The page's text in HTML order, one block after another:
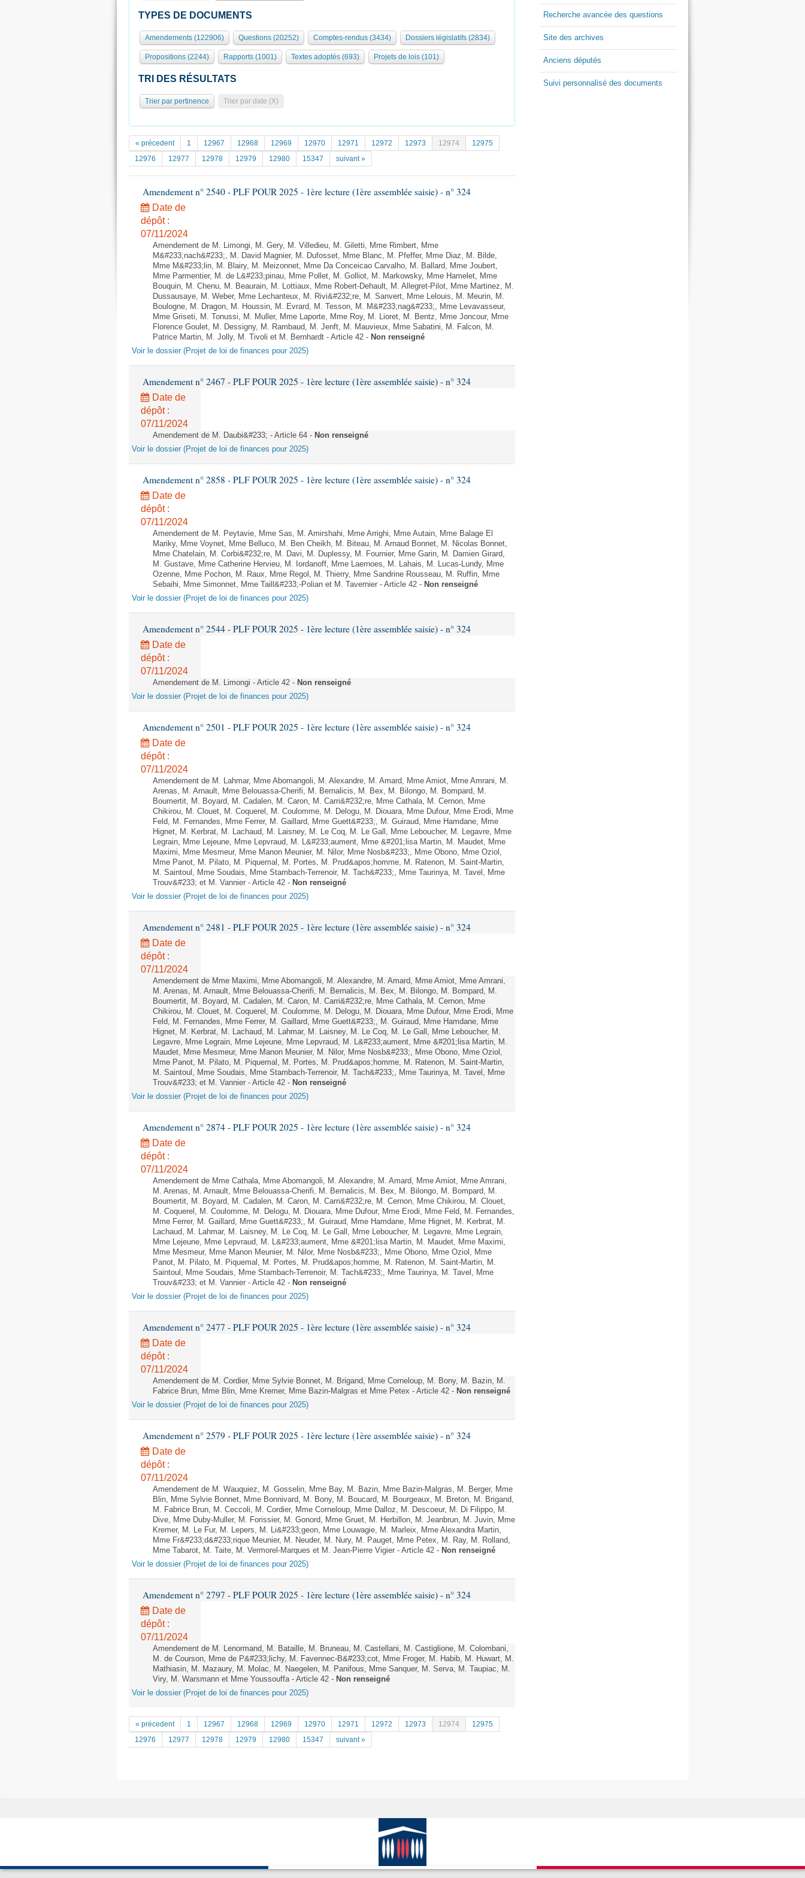
TYPES DE DOCUMENTS
Amendements (122906) Questions (20252) Comptes-rendus (3434) Dossiers législatifs (2834)
Propositions (2244) Rapports (1001) Textes adoptés (693) Projets de lois (101)
TRI DES RÉSULTATS
Trier par pertinence Trier par date (X)
« précedent 1 12967 12968 12969 12970 12971 12972 12973 12974
12975
12976
12977 12978 12979 12980 15347 suivant »
Amendement n° 2540 - PLF POUR 2025 - 1ère lecture (1ère assemblée saisie) - n° 324
Date de
dépôt :
07/11/2024
Amendement de M. Limongi, M. Gery, M. Villedieu, M. Giletti, Mme Rimbert, Mme
M&#233;nach&#233;, M. David Magnier, M. Dufosset, Mme Blanc, M. Pfeffer, Mme Diaz, M. Bilde,
Mme M&#233;lin, M. Blairy, M. Meizonnet, Mme Da Conceicao Carvalho, M. Ballard, Mme Joubert,
Mme Parmentier, M. de L&#233;pinau, Mme Pollet, M. Golliot, M. Markowsky, Mme Hamelet, Mme
Bouquin, M. Chenu, M. Beaurain, M. Lottiaux, Mme Robert-Dehault, M. Allegret-Pilot, Mme Martinez, M.
Dussausaye, M. Weber, Mme Lechanteux, M. Rivi&#232;re, M. Sanvert, Mme Lelouis, M. Meurin, M.
Boulogne, M. Dragon, M. Houssin, M. Evrard, M. Tesson, M. M&#233;nag&#233;, Mme Levavasseur,
Mme Griseti, M. Tonussi, M. Muller, Mme Laporte, Mme Roy, M. Lioret, M. Bentz, Mme Joncour, Mme
Florence Goulet, M. Dessigny, M. Rambaud, M. Jenft, M. Mauvieux, Mme Sabatini, M. Falcon, M.
Patrice Martin, M. Jolly, M. Tivoli et M. Bernhardt - Article 42 - Non renseigné
Voir le dossier (Projet de loi de finances pour 2025)
Amendement n° 2467 - PLF POUR 2025 - 1ère lecture (1ère assemblée saisie) - n° 324
Date de
dépôt :
07/11/2024
Amendement de M. Daubi&#233; - Article 64 - Non renseigné
Voir le dossier (Projet de loi de finances pour 2025)
Amendement n° 2858 - PLF POUR 2025 - 1ère lecture (1ère assemblée saisie) - n° 324
Date de
dépôt :
07/11/2024
Amendement de M. Peytavie, Mme Sas, M. Amirshahi, Mme Arrighi, Mme Autain, Mme Balage El
Mariky, Mme Voynet, Mme Belluco, M. Ben Cheikh, M. Biteau, M. Arnaud Bonnet, M. Nicolas Bonnet,
Mme Chatelain, M. Corbi&#232;re, M. Davi, M. Duplessy, M. Fournier, Mme Garin, M. Damien Girard,
M. Gustave, Mme Catherine Hervieu, M. Iordanoff, Mme Laernoes, M. Lahais, M. Lucas-Lundy, Mme
Ozenne, Mme Pochon, M. Raux, Mme Regol, M. Thierry, Mme Sandrine Rousseau, M. Ruffin, Mme
Sebaihi, Mme Simonnet, Mme Taill&#233;-Polian et M. Tavernier - Article 42 - Non renseigné
Voir le dossier (Projet de loi de finances pour 2025)
Amendement n° 2544 - PLF POUR 2025 - 1ère lecture (1ère assemblée saisie) - n° 324
Date de
dépôt :
07/11/2024
Amendement de M. Limongi - Article 42 - Non renseigné
Voir le dossier (Projet de loi de finances pour 2025)
Amendement n° 2501 - PLF POUR 2025 - 1ère lecture (1ère assemblée saisie) - n° 324
Date de
dépôt :
07/11/2024
Amendement de M. Lahmar, Mme Abomangoli, M. Alexandre, M. Amard, Mme Amiot, Mme Amrani, M.
Arenas, M. Arnault, Mme Belouassa-Cherifi, M. Bernalicis, M. Bex, M. Bilongo, M. Bompard, M.
Boumertit, M. Boyard, M. Cadalen, M. Caron, M. Carri&#232;re, Mme Cathala, M. Cernon, Mme
Chikirou, M. Clouet, M. Coquerel, M. Coulomme, M. Delogu, M. Diouara, Mme Dufour, Mme Erodi, Mme
Feld, M. Fernandes, Mme Ferrer, M. Gaillard, Mme Guett&#233;, M. Guiraud, Mme Hamdane, Mme
Hignet, M. Kerbrat, M. Lachaud, M. Laisney, M. Le Coq, M. Le Gall, Mme Leboucher, M. Legavre, Mme
Legrain, Mme Lejeune, Mme Lepvraud, M. L&#233;aument, Mme &#201;lisa Martin, M. Maudet, Mme
Maximi, Mme Mesmeur, Mme Manon Meunier, M. Nilor, Mme Nosb&#233;, Mme Obono, Mme Oziol,
Mme Panot, M. Pilato, M. Piquemal, M. Portes, M. Prud&apos;homme, M. Ratenon, M. Saint-Martin,
M. Saintoul, Mme Soudais, Mme Stambach-Terrenoir, M. Tach&#233;, Mme Taurinya, M. Tavel, Mme
Trouv&#233; et M. Vannier - Article 42 - Non renseigné
Voir le dossier (Projet de loi de finances pour 2025)
Amendement n° 2481 - PLF POUR 2025 - 1ère lecture (1ère assemblée saisie) - n° 324
Date de
dépôt :
07/11/2024
Amendement de Mme Maximi, Mme Abomangoli, M. Alexandre, M. Amard, Mme Amiot, Mme Amrani,
M. Arenas, M. Arnault, Mme Belouassa-Cherifi, M. Bernalicis, M. Bex, M. Bilongo, M. Bompard, M.
Boumertit, M. Boyard, M. Cadalen, M. Caron, M. Carri&#232;re, Mme Cathala, M. Cernon, Mme
Chikirou, M. Clouet, M. Coquerel, M. Coulomme, M. Delogu, M. Diouara, Mme Dufour, Mme Erodi, Mme
Feld, M. Fernandes, Mme Ferrer, M. Gaillard, Mme Guett&#233;, M. Guiraud, Mme Hamdane, Mme
Hignet, M. Kerbrat, M. Lachaud, M. Lahmar, M. Laisney, M. Le Coq, M. Le Gall, Mme Leboucher, M.
Legavre, Mme Legrain, Mme Lejeune, Mme Lepvraud, M. L&#233;aument, Mme &#201;lisa Martin, M.
Maudet, Mme Mesmeur, Mme Manon Meunier, M. Nilor, Mme Nosb&#233;, Mme Obono, Mme Oziol,
Mme Panot, M. Pilato, M. Piquemal, M. Portes, M. Prud&apos;homme, M. Ratenon, M. Saint-Martin,
M. Saintoul, Mme Soudais, Mme Stambach-Terrenoir, M. Tach&#233;, Mme Taurinya, M. Tavel, Mme
Trouv&#233; et M. Vannier - Article 42 - Non renseigné
Voir le dossier (Projet de loi de finances pour 2025)
Amendement n° 2874 - PLF POUR 2025 - 1ère lecture (1ère assemblée saisie) - n° 324
Date de
dépôt :
07/11/2024
Amendement de Mme Cathala, Mme Abomangoli, M. Alexandre, M. Amard, Mme Amiot, Mme Amrani,
M. Arenas, M. Arnault, Mme Belouassa-Cherifi, M. Bernalicis, M. Bex, M. Bilongo, M. Bompard, M.
Boumertit, M. Boyard, M. Cadalen, M. Caron, M. Carri&#232;re, M. Cernon, Mme Chikirou, M. Clouet,
M. Coquerel, M. Coulomme, M. Delogu, M. Diouara, Mme Dufour, Mme Erodi, Mme Feld, M. Fernandes,
Mme Ferrer, M. Gaillard, Mme Guett&#233;, M. Guiraud, Mme Hamdane, Mme Hignet, M. Kerbrat, M.
Lachaud, M. Lahmar, M. Laisney, M. Le Coq, M. Le Gall, Mme Leboucher, M. Legavre, Mme Legrain,
Mme Lejeune, Mme Lepvraud, M. L&#233;aument, Mme &#201;lisa Martin, M. Maudet, Mme Maximi,
Mme Mesmeur, Mme Manon Meunier, M. Nilor, Mme Nosb&#233;, Mme Obono, Mme Oziol, Mme
Panot, M. Pilato, M. Piquemal, M. Portes, M. Prud&apos;homme, M. Ratenon, M. Saint-Martin, M.
Saintoul, Mme Soudais, Mme Stambach-Terrenoir, M. Tach&#233;, Mme Taurinya, M. Tavel, Mme
Trouv&#233; et M. Vannier - Article 42 - Non renseigné
Voir le dossier (Projet de loi de finances pour 2025)
Amendement n° 2477 - PLF POUR 2025 - 1ère lecture (1ère assemblée saisie) - n° 324
Date de
dépôt :
07/11/2024
Amendement de M. Cordier, Mme Sylvie Bonnet, M. Brigand, Mme Corneloup, M. Bony, M. Bazin, M.
Fabrice Brun, Mme Blin, Mme Kremer, Mme Bazin-Malgras et Mme Petex - Article 42 - Non renseigné
Voir le dossier (Projet de loi de finances pour 2025)
Amendement n° 2579 - PLF POUR 2025 - 1ère lecture (1ère assemblée saisie) - n° 324
Date de
dépôt :
07/11/2024
Amendement de M. Wauquiez, M. Gosselin, Mme Bay, M. Bazin, Mme Bazin-Malgras, M. Berger, Mme
Blin, Mme Sylvie Bonnet, Mme Bonnivard, M. Bony, M. Boucard, M. Bourgeaux, M. Breton, M. Brigand,
M. Fabrice Brun, M. Ceccoli, M. Cordier, Mme Corneloup, Mme Dalloz, M. Descoeur, M. Di Filippo, M.
Dive, Mme Duby-Muller, M. Forissier, M. Gonord, Mme Gruet, M. Herbillon, M. Jeanbrun, M. Juvin, Mme
Kremer, M. Le Fur, M. Lepers, M. Li&#233;geon, Mme Louwagie, M. Marleix, Mme Alexandra Martin,
Mme Fr&#233;d&#233;rique Meunier, M. Neuder, M. Nury, M. Pauget, Mme Petex, M. Ray, M. Rolland,
Mme Tabarot, M. Taite, M. Vermorel-Marques et M. Jean-Pierre Vigier - Article 42 - Non renseigné
Voir le dossier (Projet de loi de finances pour 2025)
Amendement n° 2797 - PLF POUR 2025 - 1ère lecture (1ère assemblée saisie) - n° 324
Date de
dépôt :
07/11/2024
Amendement de M. Lenormand, M. Bataille, M. Bruneau, M. Castellani, M. Castiglione, M. Colombani,
M. de Courson, Mme de P&#233;lichy, M. Favennec-B&#233;cot, Mme Froger, M. Habib, M. Huwart, M.
Mathiasin, M. Mazaury, M. Molac, M. Naegelen, M. Panifous, Mme Sanquer, M. Serva, M. Taupiac, M.
Viry, M. Warsmann et Mme Youssouffa - Article 42 - Non renseigné
Voir le dossier (Projet de loi de finances pour 2025)
« précedent 1 12967 12968 12969 12970 12971 12972 12973 12974
12975
12976
12977 12978 12979 12980 15347 suivant »
Recherche avancée des questions
Site des archives
Anciens députés
Suivi personnalisé des documents